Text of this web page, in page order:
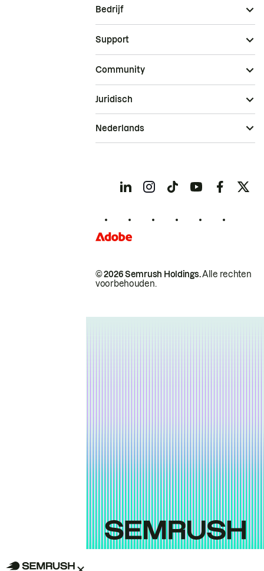
Bedrijf
Support
Community
© 2026 Semrush Holdings.Alle rechten
voorbehouden.
Juridisch
Nederlands